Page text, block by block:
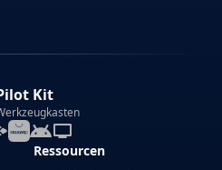
Kit
Ressourcen